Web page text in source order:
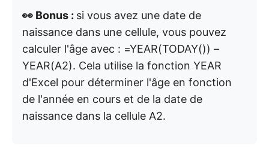
👀 Bonus : si vous avez une date de
naissance dans une cellule, vous pouvez
calculer l'âge avec : =YEAR(TODAY()) –
YEAR(A2). Cela utilise la fonction YEAR
d'Excel pour déterminer l'âge en fonction
de l'année en cours et de la date de
naissance dans la cellule A2.